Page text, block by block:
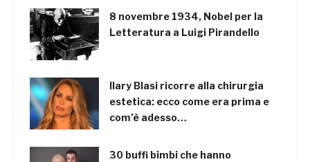
8 novembre 1934, Nobel per la
Letteratura a Luigi Pirandello
Ilary Blasi ricorre alla chirurgia
estetica: ecco come era prima e
com’è adesso…
30 buffi bimbi che hanno